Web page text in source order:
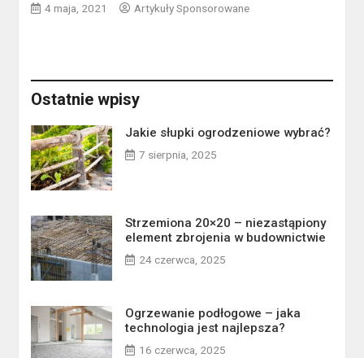
4 maja, 2021 Artykuły Sponsorowane
Ostatnie wpisy
Jakie słupki ogrodzeniowe wybrać?
7 sierpnia, 2025
Strzemiona 20×20 – niezastąpiony
element zbrojenia w budownictwie
24 czerwca, 2025
Ogrzewanie podłogowe – jaka
technologia jest najlepsza?
16 czerwca, 2025